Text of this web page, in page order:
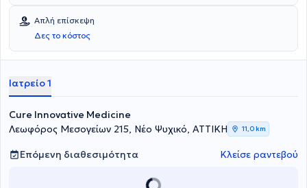
Απλή επίσκεψη
Δες το κόστος
Ιατρείο 1
Cure Innovative Medicine
Λεωφόρος Μεσογείων 215, Νέο Ψυχικό, ΑΤΤΙΚΗ
11,0 km
Επόμενη διαθεσιμότητα Κλείσε ραντεβού